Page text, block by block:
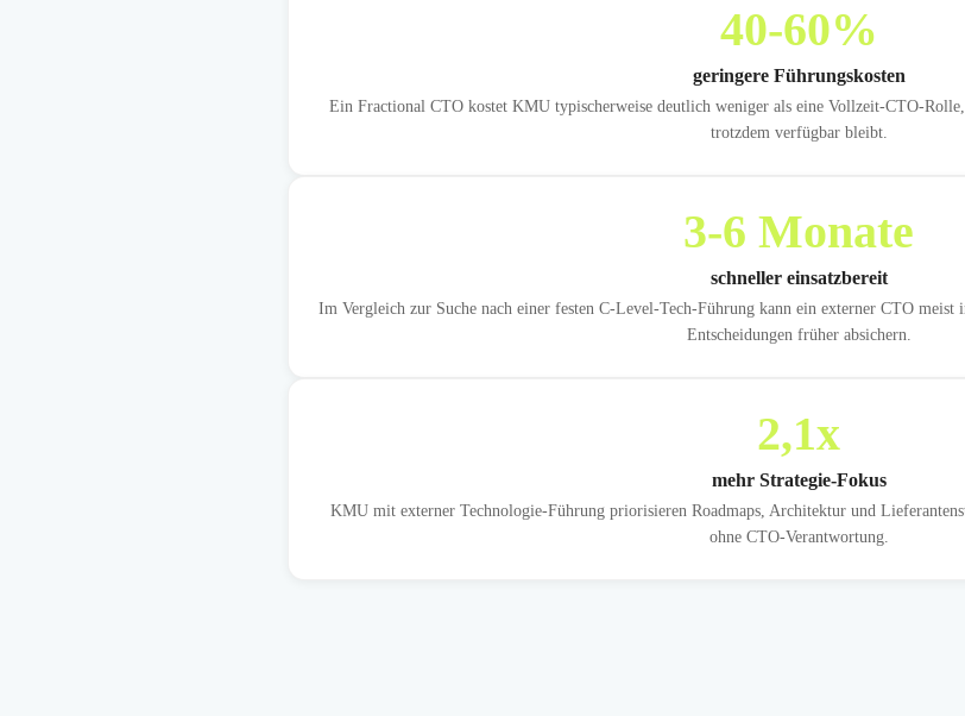
40-60%
geringere Führungskosten
Ein Fractional CTO kostet KMU typischerweise deutlich weniger als eine Vollzeit-CTO-
trotzdem verfügbar bleibt.
3-6 Monate
schneller einsatzbereit
Im Vergleich zur Suche nach einer festen C-Level-Tech-Führung kann ein externer CTO meist
Entscheidungen früher absichern.
2,1x
mehr Strategie-Fokus
KMU mit externer Technologie-Führung priorisieren Roadmaps, Architektur und
ohne CTO-Verantwortung.